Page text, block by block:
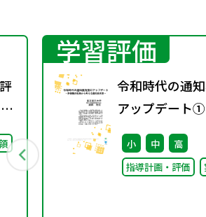
学習評価
令和時代の通
アップデート
の転換から考え
所見～
小 中
高
指導計画・評価